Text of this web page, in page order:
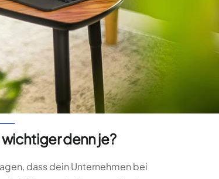
wichtiger denn je?
dass dein Unternehmen bei